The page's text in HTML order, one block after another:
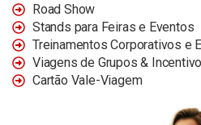
Road Show
Stands para Feiras e Eventos
Treinamentos Corporativos e
Viagens de Grupos & Incentivo
Cartão Vale-Viagem